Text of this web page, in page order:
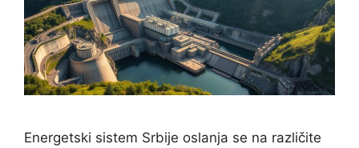
Energetski sistem Srbije oslanja se na različite